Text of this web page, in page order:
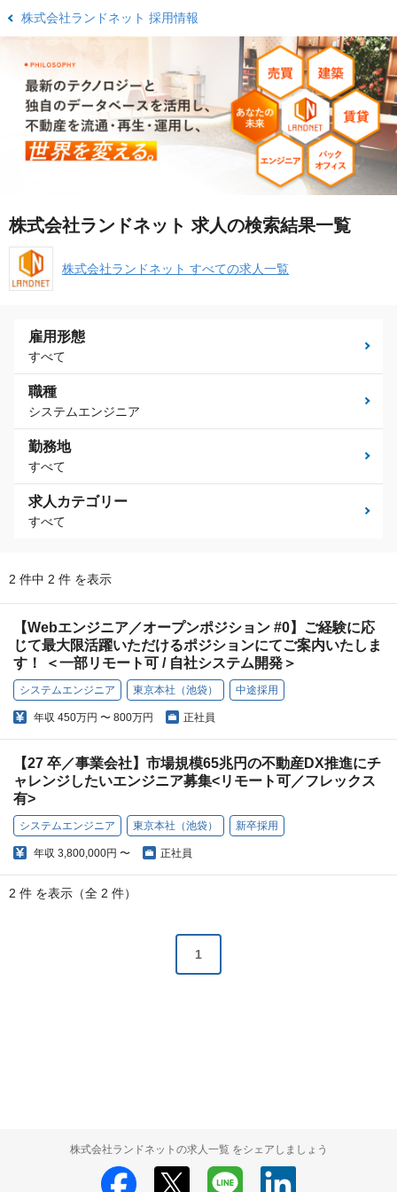
株式会社ランドネット 採用情報
株式会社ランドネット 求人の検索結果一覧
株式会社ランドネット すべての求人一覧
雇用形態
すべて
職種
システムエンジニア
勤務地
すべて
求人カテゴリー
すべて
2 件中 2 件 を表示
【Webエンジニア／オープンポジション #0】ご経験に応
じて最大限活躍いただけるポジションにてご案内いたしま
す！ ＜一部リモート可 / 自社システム開発＞
システムエンジニア 東京本社（池袋） 中途採用
年収 450万円 〜 800万円 正社員
【27 卒／事業会社】市場規模65兆円の不動産DX推進にチ
ャレンジしたいエンジニア募集<リモート可／フレックス
有>
システムエンジニア 東京本社（池袋） 新卒採用
年収 3,800,000円 〜 正社員
2 件 を表示（全 2 件）
1
株式会社ランドネットの求人一覧 をシェアしましょう